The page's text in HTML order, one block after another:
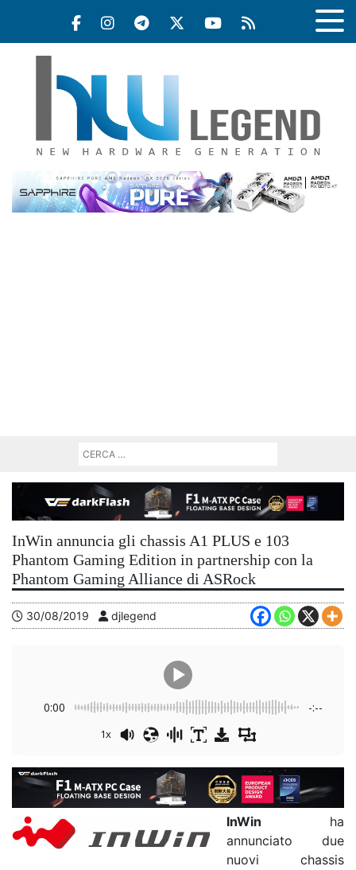
InWin annuncia gli chassis A1 PLUS e 103
Phantom Gaming Edition in partnership con la
Phantom Gaming Alliance di ASRock
30/08/2019 djlegend
0:00 -:--
1x
InWin ha
annunciato due
nuovi chassis